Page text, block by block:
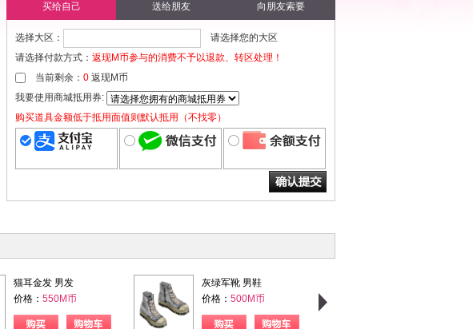
买给自己 送给朋友 向朋友索要
选择大区：
请选择您的大区
请选择付款方式： 返现M币参与的消费不予以退款、转区处理！
当前剩余： 0 返现M币
我要使用商城抵用券:
购买道具金额低于抵用面值则默认抵用（不找零）
猫耳金发 男发
价格： 550M币
灰绿军靴 男鞋
价格： 500M币
购物车